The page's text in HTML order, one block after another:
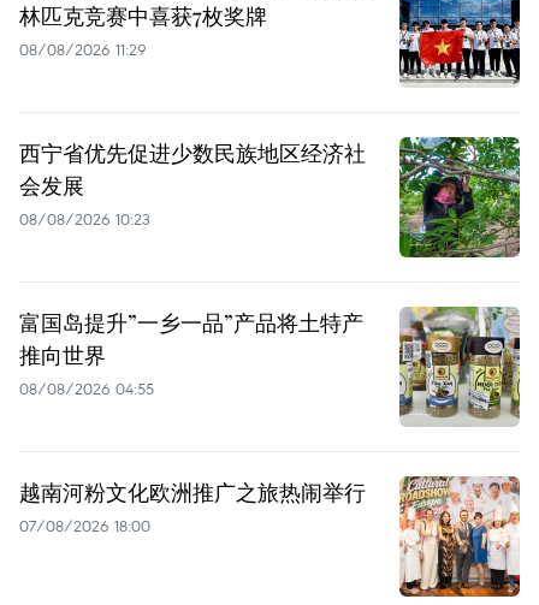
林匹克竞赛中喜获7枚奖牌
08/08/2026 11:29
西宁省优先促进少数民族地区经济社
会发展
08/08/2026 10:23
富国岛提升”一乡一品”产品将土特产
推向世界
08/08/2026 04:55
越南河粉文化欧洲推广之旅热闹举行
07/08/2026 18:00